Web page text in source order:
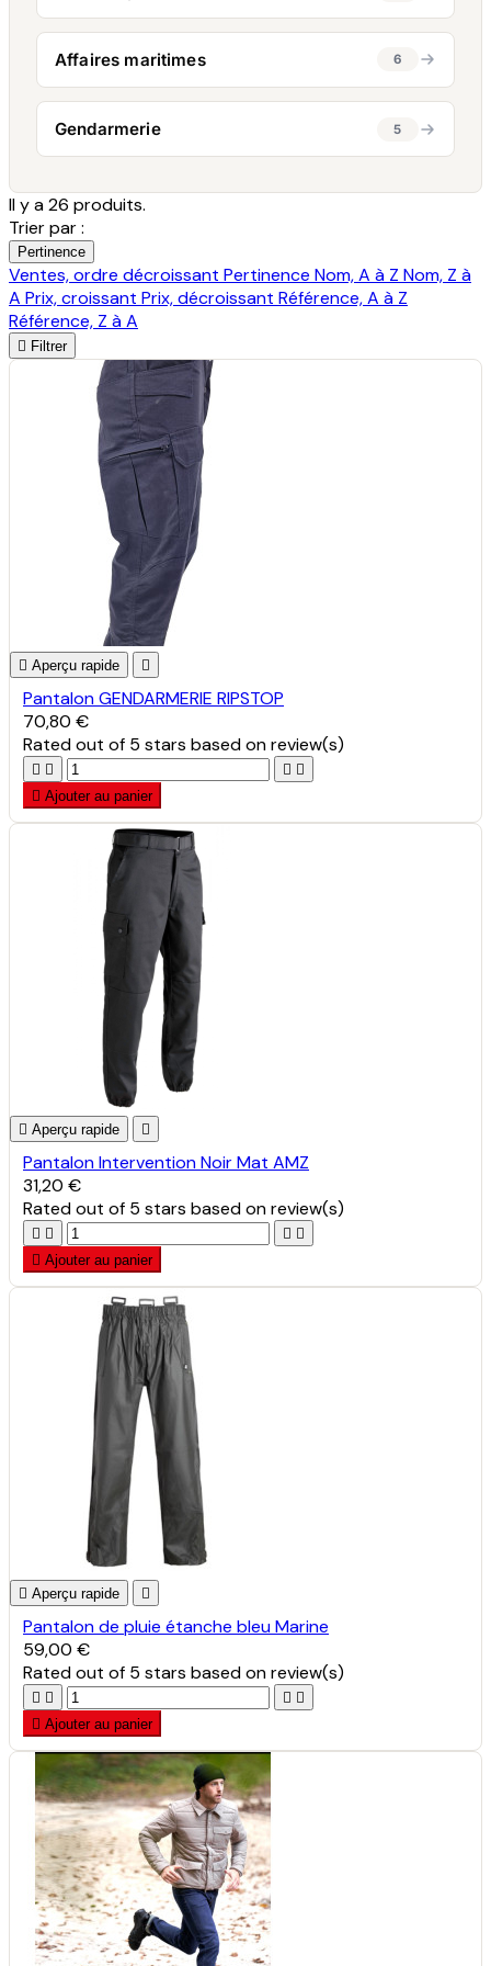
Affaires maritimes 6
Gendarmerie 5
Il y a 26 produits.
Trier par :
Pertinence
Ventes, ordre décroissant Pertinence Nom, A à Z Nom, Z à
A Prix, croissant Prix, décroissant Référence, A à Z
Référence, Z à A
 Filtrer
 Aperçu rapide 
Pantalon GENDARMERIE RIPSTOP
70,80 €
Ratedout of 5 stars based onreview(s)
   
 Ajouter au panier
 Aperçu rapide 
Pantalon Intervention Noir Mat AMZ
31,20 €
Ratedout of 5 stars based onreview(s)
   
 Ajouter au panier
 Aperçu rapide 
Pantalon de pluie étanche bleu Marine
59,00 €
Ratedout of 5 stars based onreview(s)
   
 Ajouter au panier